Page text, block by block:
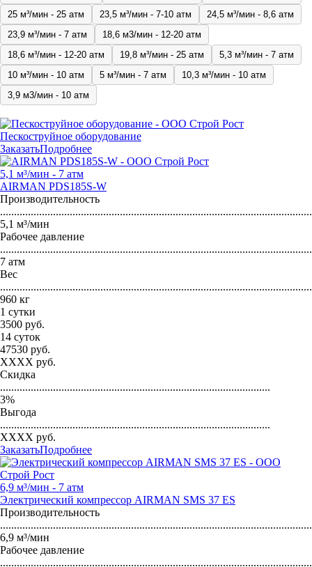
25 м³/мин - 25 атм
23,5 м³/мин - 7-10 атм
24,5 м³/мин - 8,6 атм
23,9 м³/мин - 7 атм
18,6 м3/мин - 12-20 атм
18,6 м³/мин - 12-20 атм
19,8 м³/мин - 25 атм
5,3 м³/мин - 7 атм
10 м³/мин - 10 атм
5 м³/мин - 7 атм
10,3 м³/мин - 10 атм
3,9 м3/мин - 10 атм
Пескоструйное оборудование
ЗаказатьПодробнее
5,1 м³/мин - 7 атм
AIRMAN PDS185S-W
Производительность
5,1 м³/мин
Рабочее давление
7 атм
Вес
960 кг
1 сутки
3500 руб.
14 суток
47530 руб.
XXXX руб.
Скидка
.................................................................................................
3%
Выгода
.................................................................................................
XXXX руб.
ЗаказатьПодробнее
6,9 м³/мин - 7 атм
Электрический компрессор AIRMAN SMS 37 ES
Производительность
6,9 м³/мин
Рабочее давление